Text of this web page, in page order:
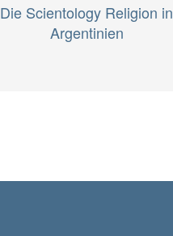
Die Scientology Religion in
Argentinien